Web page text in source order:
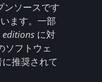
ンソースです
ます。一部
に対
ソフトウェ
推奨されて